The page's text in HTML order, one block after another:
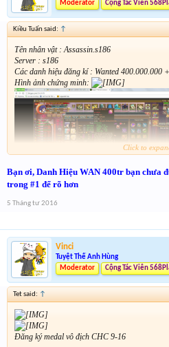
Moderator
Cộng Tác Viên
Kiều Tuấn said: ↑
Tên nhân vật : Assassin.s186
Server : s186
Các danh hiệu đăng kí : Wanted 400.000.000
Hình ảnh chứng minh:
Click to
Bạn ơi, Danh Hiệu WAN 400tr bạn chưa
trong #1 để rõ hơn
5 Tháng tư 2016
Vinci
Tuyệt Thế Anh Hùng
Moderator
Cộng Tác Viên
Tet said: ↑
Đăng ký medal vô địch CHC 9-16